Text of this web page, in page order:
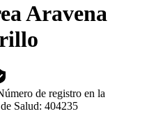
Aravena
de registro en la
Salud: 404235